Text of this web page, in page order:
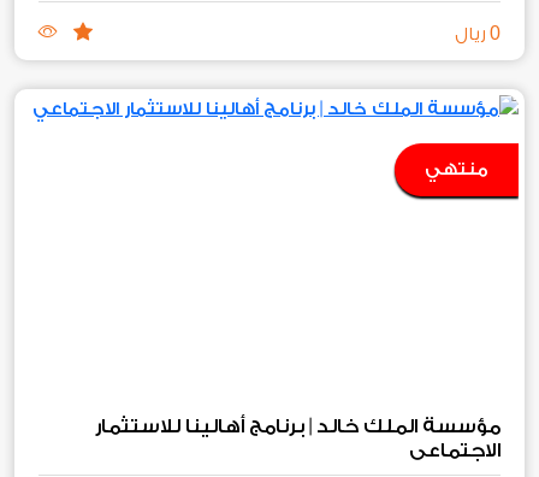
0 ريال
منتهي
مؤسسة الملك خالد | برنامج أهالينا للاستثمار
الاجتماعي